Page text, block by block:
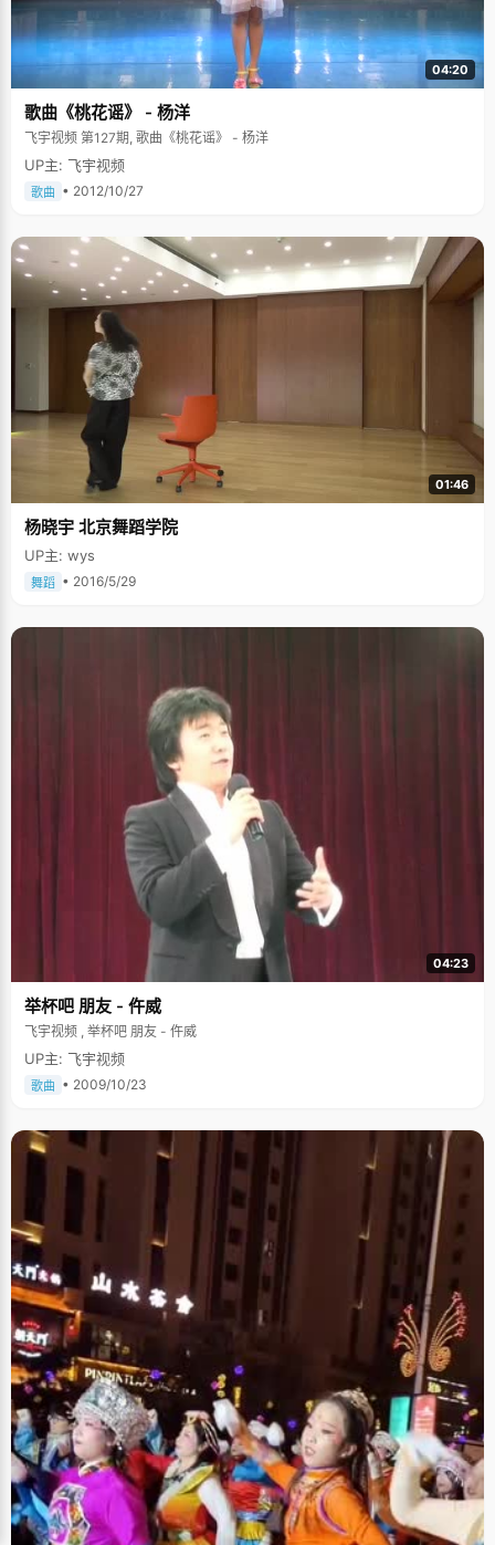
04:20
歌曲《桃花谣》 - 杨洋
飞宇视频 第127期, 歌曲《桃花谣》 - 杨洋
UP主: 飞宇视频
歌曲 • 2012/10/27
01:46
杨晓宇 北京舞蹈学院
UP主: wys
舞蹈 • 2016/5/29
04:23
举杯吧 朋友 - 仵威
飞宇视频 , 举杯吧 朋友 - 仵威
UP主: 飞宇视频
歌曲 • 2009/10/23